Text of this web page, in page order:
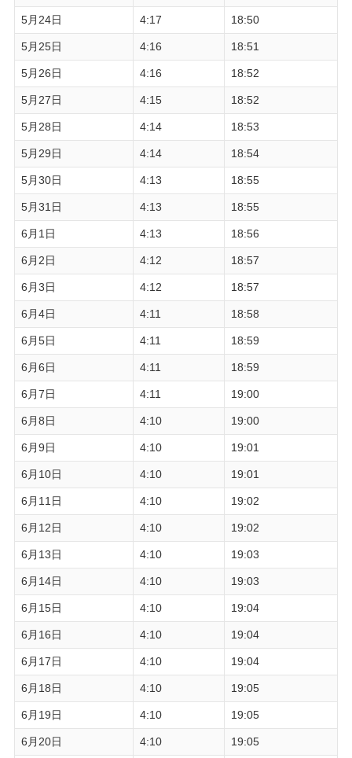
5月24日 4:17 18:50
5月25日 4:16 18:51
5月26日 4:16 18:52
5月27日 4:15 18:52
5月28日 4:14 18:53
5月29日 4:14 18:54
5月30日 4:13 18:55
5月31日 4:13 18:55
6月1日 4:13 18:56
6月2日 4:12 18:57
6月3日 4:12 18:57
6月4日 4:11 18:58
6月5日 4:11 18:59
6月6日 4:11 18:59
6月7日 4:11 19:00
6月8日 4:10 19:00
6月9日 4:10 19:01
6月10日 4:10 19:01
6月11日 4:10 19:02
6月12日 4:10 19:02
6月13日 4:10 19:03
6月14日 4:10 19:03
6月15日 4:10 19:04
6月16日 4:10 19:04
6月17日 4:10 19:04
6月18日 4:10 19:05
6月19日 4:10 19:05
6月20日 4:10 19:05